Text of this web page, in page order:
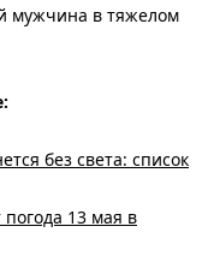
мужчина в тяжелом
без света: список
13 мая в